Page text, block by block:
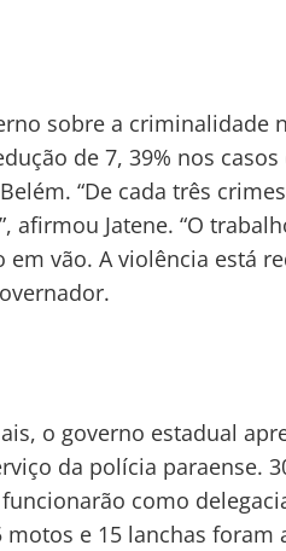
sobre a criminalidade
de 7, 39% nos
“De cada três
afirmou Jatene. “O
em vão. A violência está
o governo estadual
da polícia paraense.
como
motos e 15 lanchas foram